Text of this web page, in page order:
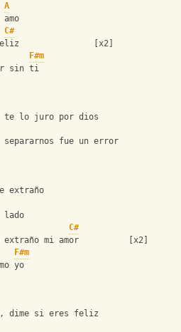
A
C#
feliz               [x2]
F#m
sin ti
te lo juro por dios
separarnos fue un error
extraño
lado
C#
extraño mi amor          [x2]
F#m
yo
dime si eres feliz